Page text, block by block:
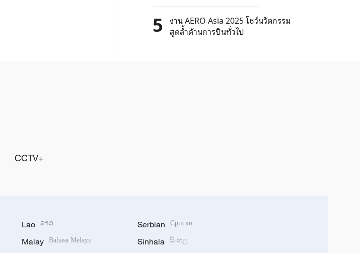
5 งาน AERO Asia 2025 โชว์นวัตกรรม
สุดล้ำด้านการบินทั่วไป
CCTV+
Lao ລາວ
Malay Bahasa Melayu
Serbian Српски
Sinhala සිංහල